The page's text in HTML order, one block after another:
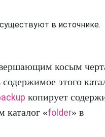
в источнике.
косым
этого
копирует
каталог «folder» в